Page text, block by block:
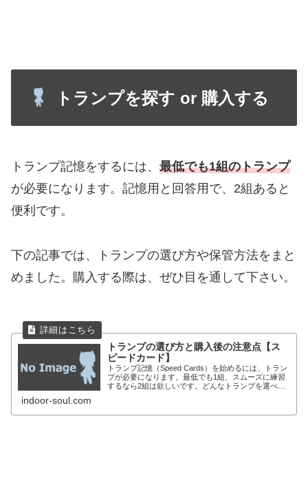
トランプを探す or 購入する
トランプ記憶をするには、 最低でも1組のトランプ
が必要になります。記憶用と回答用で、2組あると
便利です。
下の記事では、トランプの選び方や保管方法をまと
めました。購入する際は、ぜひ目を通して下さい。
トランプの選び方と購入後の注意点【ス
ピードカード】
トランプ記憶（Speed Cards）を始めるには、トラン
プが必要になります。最低でも1組、スムーズに練習
するなら2組は欲しいです。どんなトランプを選べば
indoor-soul.com